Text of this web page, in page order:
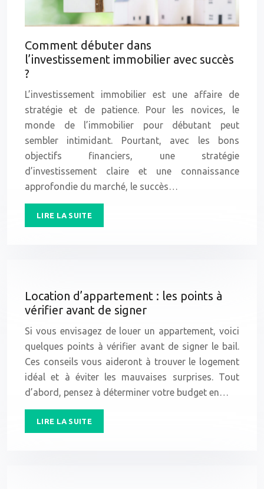
Comment débuter dans
l’investissement immobilier avec succès
?
L’investissement immobilier est une affaire de
stratégie et de patience. Pour les novices, le
monde de l’immobilier pour débutant peut
sembler intimidant. Pourtant, avec les bons
objectifs financiers, une stratégie
d’investissement claire et une connaissance
approfondie du marché, le succès…
LIRE LA SUITE
Location d’appartement : les points à
vérifier avant de signer
Si vous envisagez de louer un appartement, voici
quelques points à vérifier avant de signer le bail.
Ces conseils vous aideront à trouver le logement
idéal et à éviter les mauvaises surprises. Tout
d’abord, pensez à déterminer votre budget en…
LIRE LA SUITE